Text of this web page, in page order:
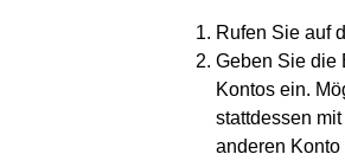
Rufen Sie auf
Geben Sie die
Kontos ein.
stattdessen
anderen Konto